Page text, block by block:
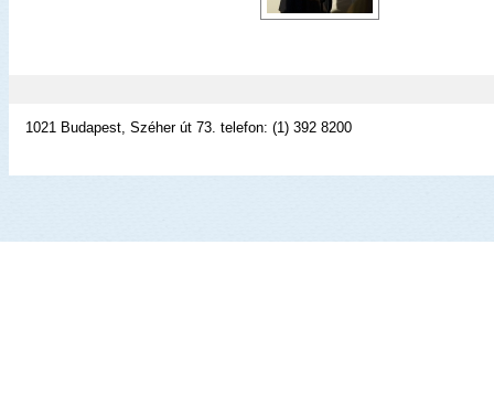
1021 Budapest, Széher út 73. telefon: (1) 392 8200